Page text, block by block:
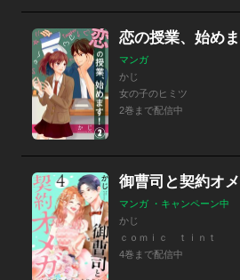
恋の授業、始め
マンガ
かじ
女の子のヒミツ
2巻まで配信中
マンガ ・キャンペーン中
かじ
ｃｏｍｉｃ ｔｉｎｔ
4巻まで配信中